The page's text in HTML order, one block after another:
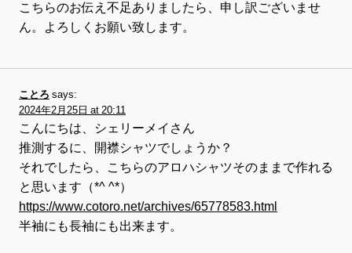
こちらのお伝え不足ありましたら、申し訳ございませ
ん。よろしくお願い致します。
ことろ says:
2024年2月25日 at 20:11
こんにちは、シェリーメイさん
推測するに、開襟シャツでしょうか？
それでしたら、こちらのアロハシャツそのままで作れる
と思います（*^ ^*）
https://www.cotoro.net/archives/65778583.html
半袖にも長袖にも出来ます。